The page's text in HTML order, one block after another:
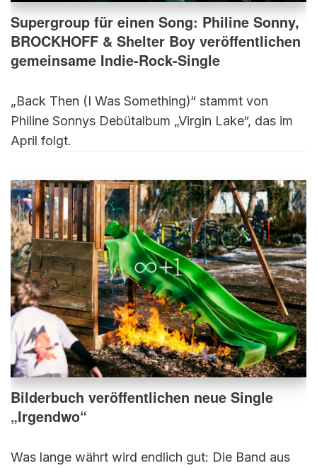
Supergroup für einen Song: Philine Sonny,
BROCKHOFF & Shelter Boy veröffentlichen
gemeinsame Indie-Rock-Single
„Back Then (I Was Something)“ stammt von
Philine Sonnys Debütalbum „Virgin Lake“, das im
April folgt.
Bilderbuch veröffentlichen neue Single
„Irgendwo“
Was lange währt wird endlich gut: Die Band aus